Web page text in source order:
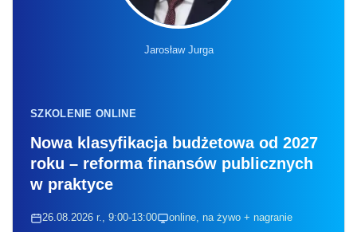
Jarosław Jurga
SZKOLENIE ONLINE
Nowa klasyfikacja budżetowa od 2027
roku – reforma finansów publicznych
w praktyce
26.08.2026 r., 9:00-13:00 online, na żywo + nagranie